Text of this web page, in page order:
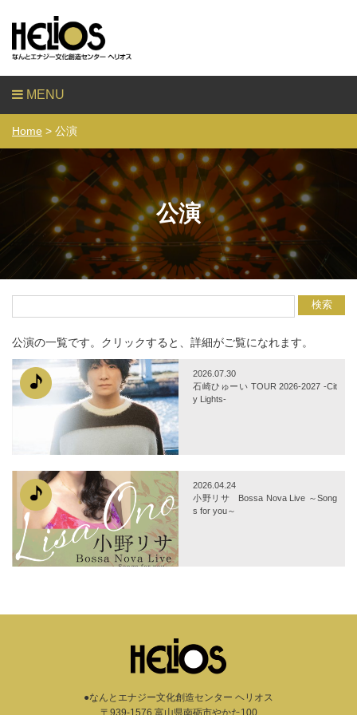
MENU
Home > 公演
公演
公演の一覧です。クリックすると、詳細がご覧になれます。
2026.07.30
石崎ひゅーい TOUR 2026-2027 -Cit
y Lights-
2026.04.24
小野リサ Bossa Nova Live ～Song
s for you～
●なんとエナジー文化創造センター ヘリオス
〒939-1576 富山県南砺市やかた100